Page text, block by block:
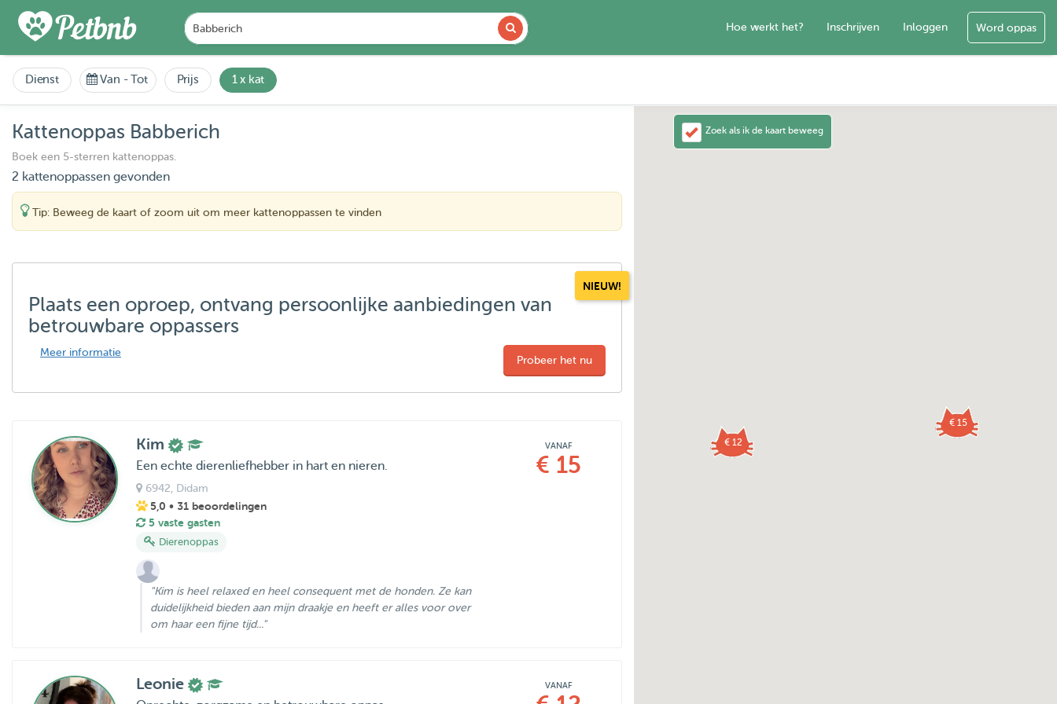
Hoe werkt het? Inschrijven Inloggen Word oppas
Dienst Van -Tot Prijs 1 x kat
Kattenoppas Babberich
Boek een 5-sterren kattenoppas.
2 kattenoppassen gevonden
Tip: Beweeg de kaart of zoom uit om meer kattenoppassen te vinden
NIEUW!
Plaats een oproep, ontvang persoonlijke aanbiedingen van
betrouwbare oppassers
Meer informatie
Probeer het nu
Kim
Een echte dierenliefhebber in hart en nieren.
6942 , Didam
5,0 • 31 beoordelingen
5 vaste gasten
Dierenoppas
"Kim is heel relaxed en heel consequent met de honden. Ze kan
duidelijkheid bieden aan mijn draakje en heeft er alles voor over
om haar een fijne tijd..."
VANAF
€ 15
Leonie VANAF
€ 15
€ 12
Zoek als ik de kaart beweeg